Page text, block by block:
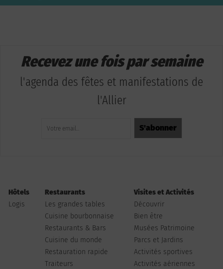
Recevez une fois par semaine
l'agenda des fêtes et manifestations de
l'Allier
Hôtels
Logis
Restaurants
Les grandes tables
Cuisine bourbonnaise
Restaurants & Bars
Cuisine du monde
Restauration rapide
Traiteurs
Visites et Activités
Découvrir
Bien être
Musées Patrimoine
Parcs et Jardins
Activités sportives
Activités aériennes